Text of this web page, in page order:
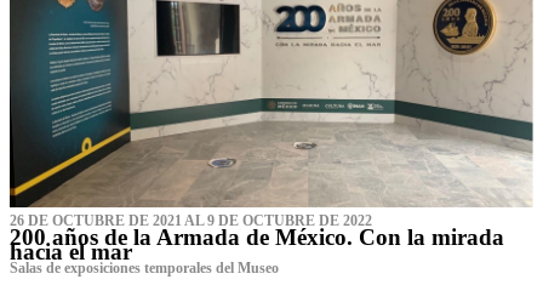
26 DE OCTUBRE DE 2021 AL 9 DE OCTUBRE DE 2022
200 años de la Armada de México. Con la mirada
hacia el mar
Salas de exposiciones temporales del Museo‌